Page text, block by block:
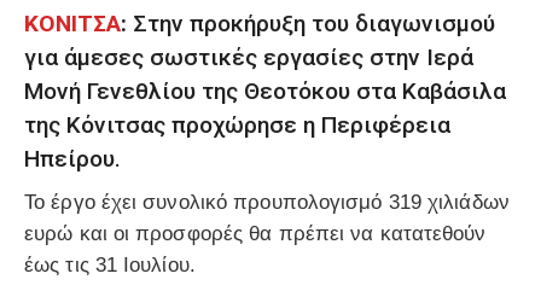
ΚΟΝΙΤΣΑ: Στην προκήρυξη του διαγωνισμού
για άμεσες σωστικές εργασίες στην Ιερά
Μονή Γενεθλίου της Θεοτόκου στα Καβάσιλα
της Κόνιτσας προχώρησε η Περιφέρεια
Ηπείρου.
Το έργο έχει συνολικό προυπολογισμό 319 χιλιάδων
ευρώ και οι προσφορές θα πρέπει να κατατεθούν
έως τις 31 Ιουλίου.